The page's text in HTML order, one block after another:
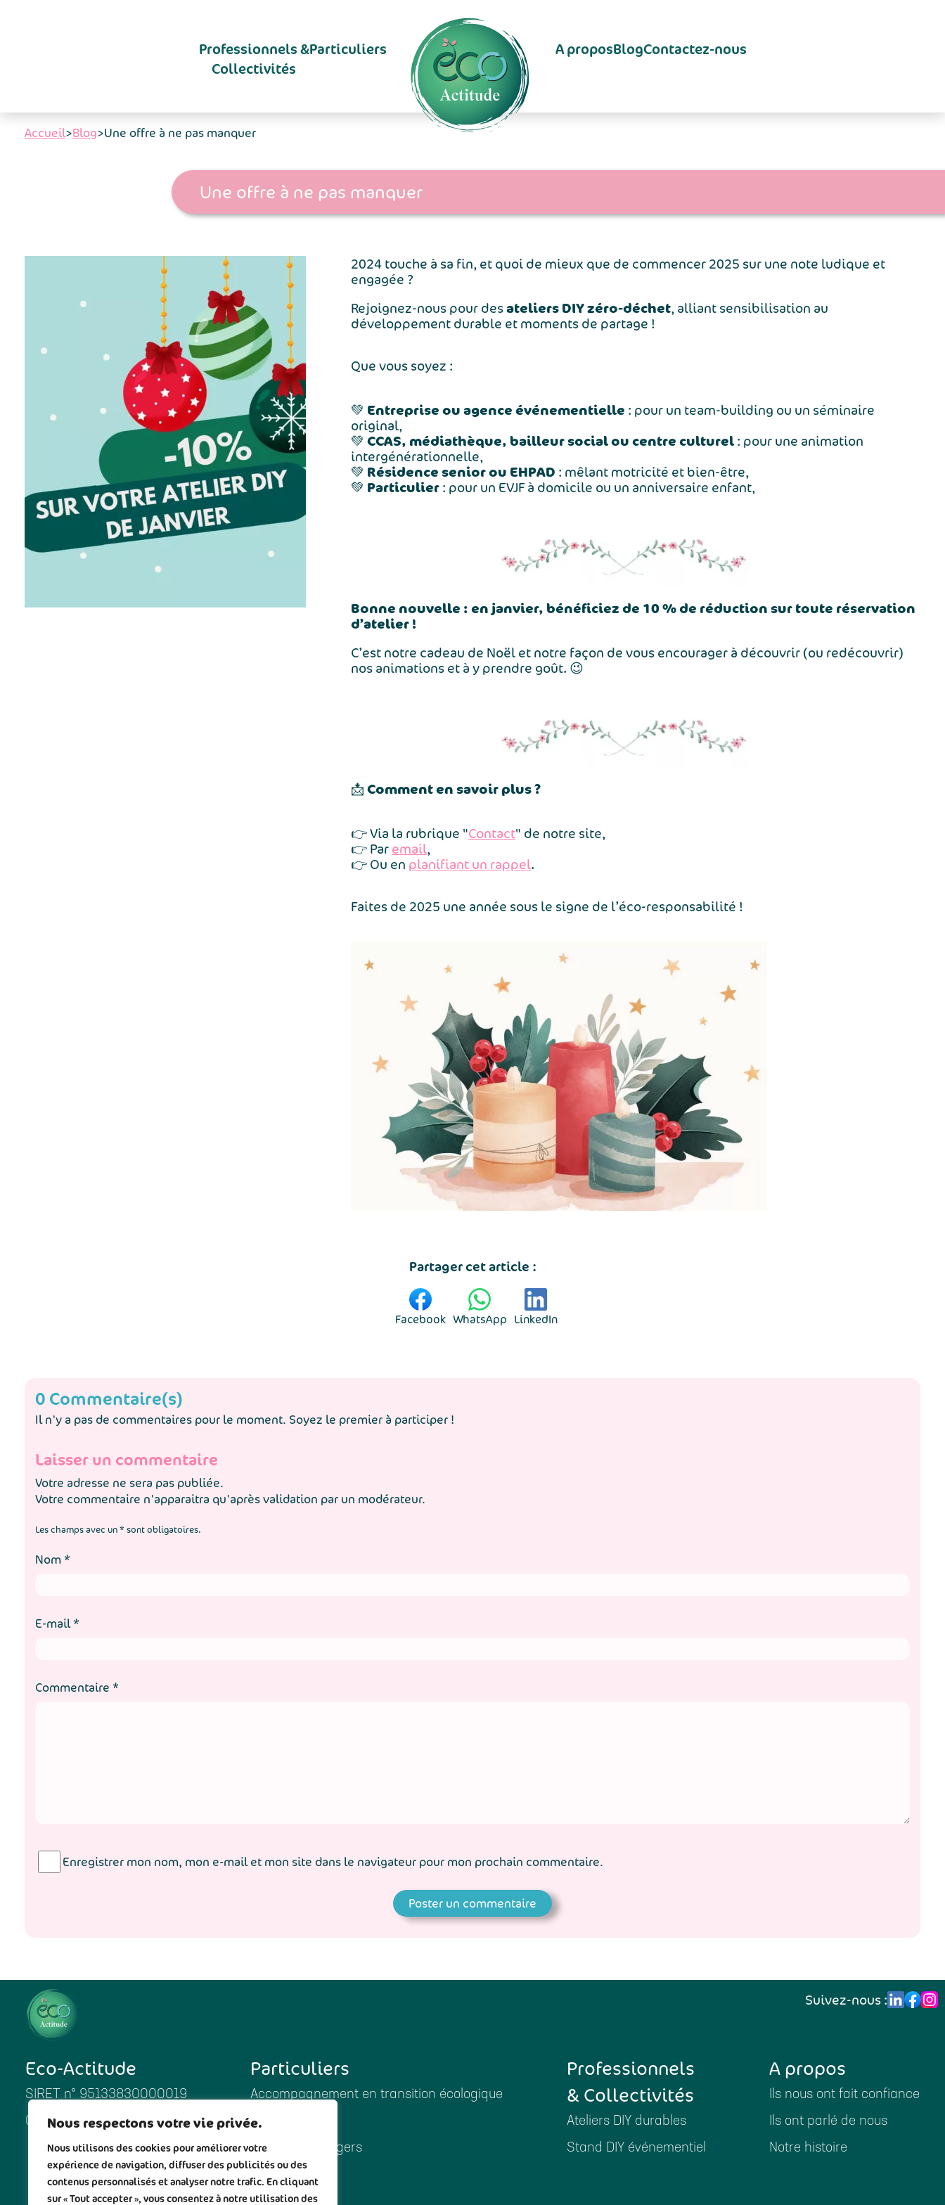
Nous respectons votre vie privée.
Nous utilisons des cookies pour améliorer votre
expérience de navigation, diffuser des publicités ou des
contenus personnalisés et analyser notre trafic. En cliquant
sur « Tout accepter », vous consentez à notre utilisation des
Professionnels &
Collectivités
Particuliers A proposBlogContactez-nous
Accueil>Blog>Une offre à ne pas manquer
Une offre à ne pas manquer
2024 touche à sa fin, et quoi de mieux que de commencer 2025 sur une note ludique et
engagée ?
Rejoignez-nous pour desateliers DIY zéro-déchet, alliant sensibilisation au
développement durable et moments de partage !
Que vous soyez :
💚 Entreprise ou agence événementielle : pour un team-building ou un séminaire
original,
💚 CCAS, médiathèque, bailleur social ou centre culturel : pour une animation
intergénérationnelle,
💚 Résidence senior ou EHPAD : mêlant motricité et bien-être,
💚 Particulier : pour un EVJF à domicile ou un anniversaire enfant,
Bonne nouvelle : en janvier, bénéficiez de 10 % de réduction sur toute réservation
d’atelier !
C’est notre cadeau de Noël et notre façon de vous encourager à découvrir (ou redécouvrir)
nos animations et à y prendre goût. 😉
📩 Comment en savoir plus ?
👉 Via la rubrique "Contact" de notre site,
👉 Par email,
👉 Ou en planifiant un rappel.
Faites de 2025 une année sous le signe de l’éco-responsabilité !
Partager cet article :
Facebook WhatsApp LinkedIn
0 Commentaire(s)
Il n'y a pas de commentaires pour le moment. Soyez le premier à participer !
Laisser un commentaire
Votre adresse ne sera pas publiée.
Votre commentaire n'apparaitra qu'après validation par un modérateur.
Commentaire *
Les champs avec un * sont obligatoires.
Nom *
E-mail*
Enregistrer mon nom, mon e-mail et mon site dans le navigateur pour mon prochain commentaire.
Eco-Actitude
SIRET n° 95133830000019
06 11 99 71 81
Particuliers
Accompagnement en transition écologique
Enfants
Produits ménagers
Cosmétiques
Professionnels
& Collectivités
Ateliers DIY durables
Stand DIY événementiel
A propos
Ils nous ont fait confiance
Ils ont parlé de nous
Notre histoire
Suivez-nous :